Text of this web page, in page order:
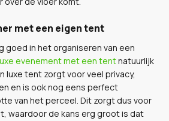
met een eigen tent
goed in het organiseren van een
evenement met een tentnatuurlijk
luxe tent zorgt voor veel privacy,
en is ook nog eens perfect
van het perceel. Dit zorgt dus voor
waardoor de kans erg groot is dat